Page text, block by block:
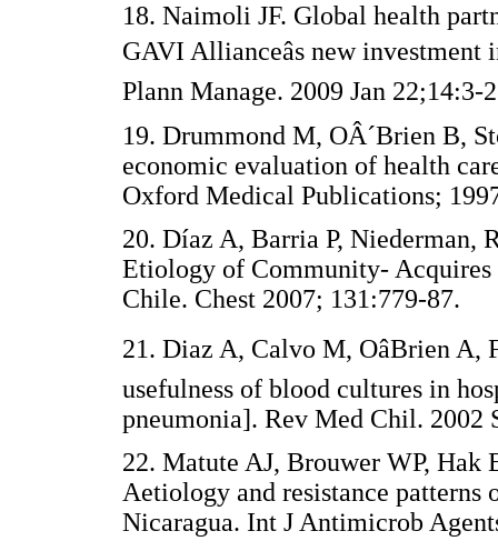
18. Naimoli JF. Global health
GAVI Allianceâs new
Plann Manage. 2009 Jan
19. Drummond M, OÂ´Brien B,
economic evaluation of health
Oxford Medical Publications;
20. Díaz A, Barria P, Niederman,
Etiology of Community-
Chile. Chest 2007; 131:779-
21. Diaz A, Calvo M, OâBrien
usefulness of blood cultures in
pneumonia]. Rev Med Chil.
22. Matute AJ, Brouwer WP, Hak
Aetiology and resistance
Nicaragua. Int J Antimicrob